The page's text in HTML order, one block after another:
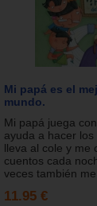
Mi papá es el
mundo.
Mi papá juega
ayuda a hacer
lleva al cole y me
cuentos cada
veces también
11.95 €